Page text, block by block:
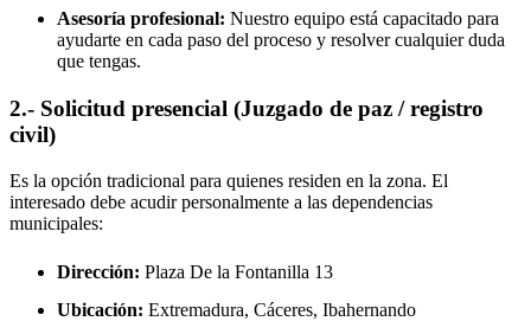
Asesoría profesional: Nuestro equipo está capacitado para
ayudarte en cada paso del proceso y resolver cualquier duda
que tengas.
2.- Solicitud presencial (Juzgado de paz / registro
civil)
Es la opción tradicional para quienes residen en la zona. El
interesado debe acudir personalmente a las dependencias
municipales:
Dirección: Plaza De la Fontanilla 13
Ubicación: Extremadura, Cáceres, Ibahernando